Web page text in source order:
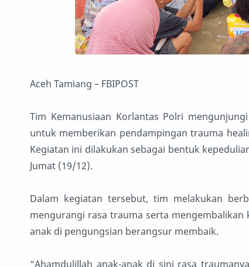
Aceh Tamiang – FBIPOST
Tim Kemanusiaan Korlantas Polri
untuk memberikan pendampingan trauma
Kegiatan ini dilakukan sebagai bentuk
Jumat (19/12).
Dalam kegiatan tersebut, tim melakukan
mengurangi rasa trauma serta mengembalikan
anak di pengungsian berangsur membaik.
“Ahamdulillah anak-anak di sini rasa